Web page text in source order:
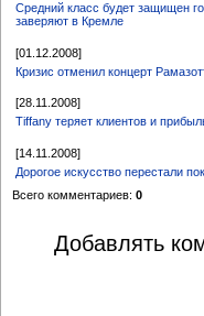
Средний класс будет защищен
заверяют в Кремле
[01.12.2008]
Кризис отменил концерт
[28.11.2008]
Tiffany теряет клиентов и
[14.11.2008]
Дорогое искусство перестали
Всего комментариев: 0
Добавлять